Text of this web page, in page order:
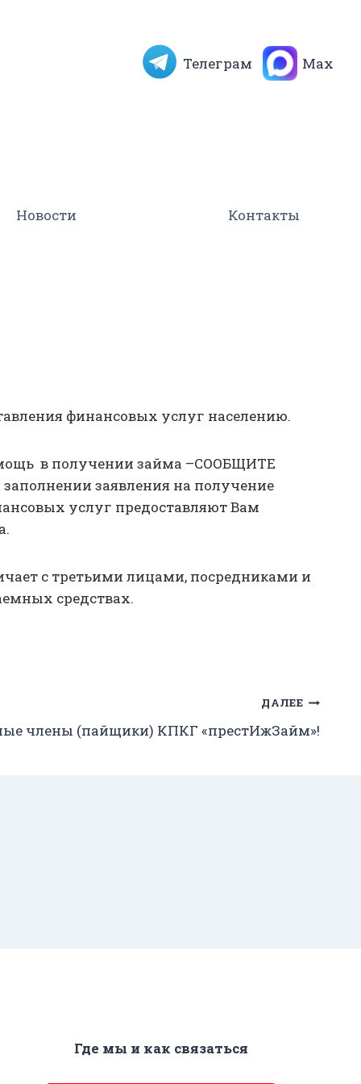
Телеграм Max
Новости
Контакты
финансовых услуг населению.
в получении займа –СООБЩИТЕ
заявления на получение
услуг предоставляют Вам
с третьими лицами, посредниками и
средствах.
ДАЛЕЕ
члены (пайщики) КПКГ «престИжЗайм»!
Где мы и как связаться